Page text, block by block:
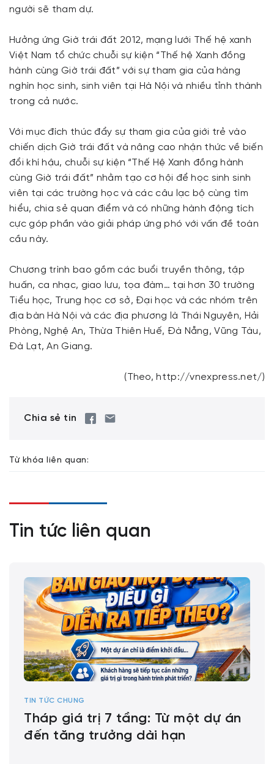
người sẽ tham dự.
Hưởng ứng Giờ trái đất 2012, mạng lưới Thế hệ xanh
Việt Nam tổ chức chuỗi sự kiện “Thế hệ Xanh đồng
hành cùng Giờ trái đất” với sự tham gia của hàng
nghìn học sinh, sinh viên tại Hà Nội và nhiều tỉnh thành
trong cả nước.
Với mục đích thúc đẩy sự tham gia của giới trẻ vào
chiến dịch Giờ trái đất và nâng cao nhận thức về biến
đổi khí hậu, chuỗi sự kiện “Thế Hệ Xanh đồng hành
cùng Giờ trái đất” nhằm tạo cơ hội để học sinh sinh
viên tại các trường học và các câu lạc bộ cùng tìm
hiểu, chia sẻ quan điểm và có những hành động tích
cực góp phần vào giải pháp ứng phó với vấn đề toàn
cầu này.
Chương trình bao gồm các buổi truyền thông, tập
huấn, ca nhạc, giao lưu, tọa đàm… tại hơn 30 trường
Tiểu học, Trung học cơ sở, Đại học và các nhóm trên
địa bàn Hà Nội và các địa phương là Thái Nguyên, Hải
Phòng, Nghệ An, Thừa Thiên Huế, Đà Nẵng, Vũng Tàu,
Đà Lạt, An Giang.
(Theo, http://vnexpress.net/)
Chia sẻ tin
Từ khóa liên quan:
Tin tức liên quan
TIN TỨC CHUNG
Tháp giá trị 7 tầng: Từ một dự án
đến tăng trưởng dài hạn